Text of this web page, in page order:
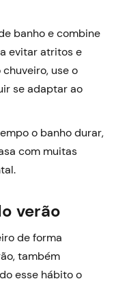
banho e combine
evitar atritos e
use o
se adaptar ao
o banho durar,
com muitas
verão
de forma
também
esse hábito o